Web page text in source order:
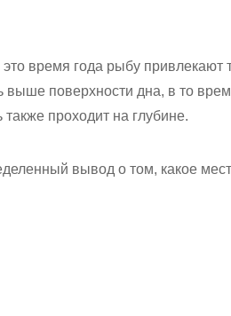
время года рыбу
выше поверхности дна, в то
также проходит на глубине.
вывод о том, какое